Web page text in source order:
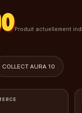
Produit actuellement
COLLECT AURA 10